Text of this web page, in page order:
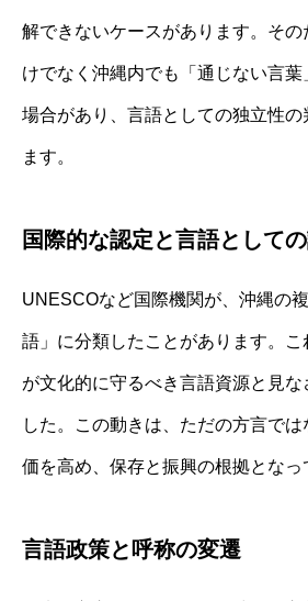
解できないケースがあります。そ
けでなく沖縄内でも「通じない言
場合があり、言語としての独立性
ます。
国際的な認定と言語として
UNESCOなど国際機関が、沖縄の
語」に分類したことがあります。
が文化的に守るべき言語資源と見な
した。この動きは、ただの方言で
価を高め、保存と振興の根拠となっ
言語政策と呼称の変遷